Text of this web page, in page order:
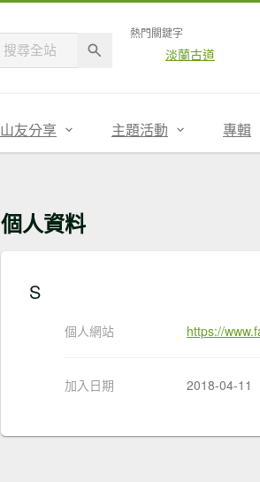
熱門關鍵字
淡蘭古道
山友分享 主題活動 專輯
個人資料
S
個人網站 https://
加入日期 2018-04-11